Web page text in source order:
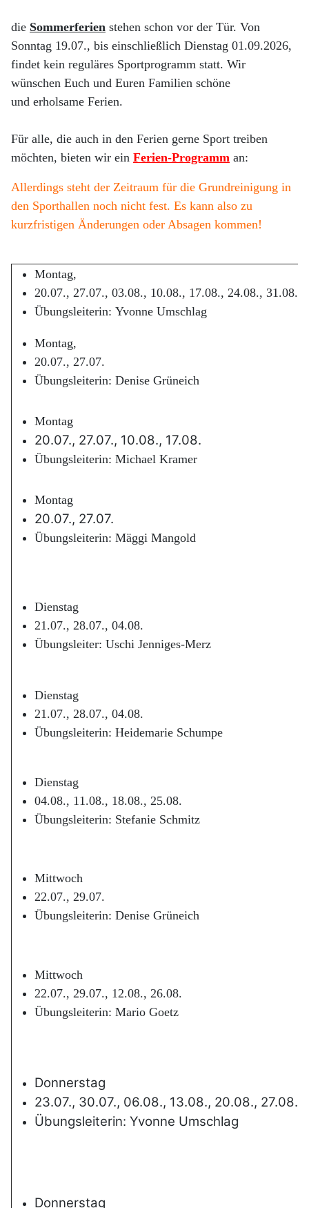
die Sommerferien stehen schon vor der Tür. Von
Sonntag 19.07., bis einschließlich Dienstag 01.09.2026,
findet kein reguläres Sportprogramm statt. Wir
wünschen Euch und Euren Familien schöne
und erholsame Ferien.
Für alle, die auch in den Ferien gerne Sport treiben
möchten, bieten wir ein Ferien-Programm an:
Allerdings steht der Zeitraum für die Grundreinigung in
den Sporthallen noch nicht fest. Es kann also zu
kurzfristigen Änderungen oder Absagen kommen!
Montag,
20.07., 27.07., 03.08., 10.08., 17.08., 24.08., 31.08.
Übungsleiterin: Yvonne Umschlag
Montag,
20.07., 27.07.
Übungsleiterin: Denise Grüneich
Montag
20.07., 27.07., 10.08., 17.08.
Übungsleiterin: Michael Kramer
Montag
20.07., 27.07.
Übungsleiterin: Mäggi Mangold
Dienstag
21.07., 28.07., 04.08.
Übungsleiter: Uschi Jenniges-Merz
Dienstag
21.07., 28.07., 04.08.
Übungsleiterin: Heidemarie Schumpe
Dienstag
04.08., 11.08., 18.08., 25.08.
Übungsleiterin: Stefanie Schmitz
Mittwoch
22.07., 29.07.
Übungsleiterin: Denise Grüneich
Mittwoch
22.07., 29.07., 12.08., 26.08.
Übungsleiterin: Mario Goetz
Donnerstag
23.07., 30.07., 06.08., 13.08., 20.08., 27.08.
Übungsleiterin: Yvonne Umschlag
Donnerstag